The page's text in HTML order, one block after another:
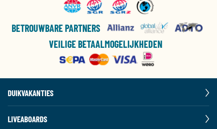
BETROUWBARE PARTNERS
VEILIGE BETAALMOGELIJKHEDEN
DUIKVAKANTIES
LIVEABOARDS